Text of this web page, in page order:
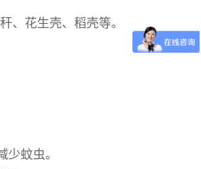
、花生壳、稻壳等。
蚊虫。